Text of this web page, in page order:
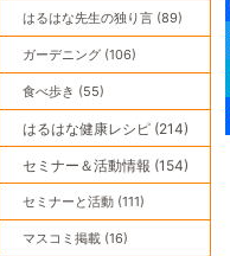
はるはな先生の独り言 (89)
ガーデニング (106)
食べ歩き (55)
はるはな健康レシピ (214)
セミナー＆活動情報 (154)
セミナーと活動 (111)
マスコミ掲載 (16)